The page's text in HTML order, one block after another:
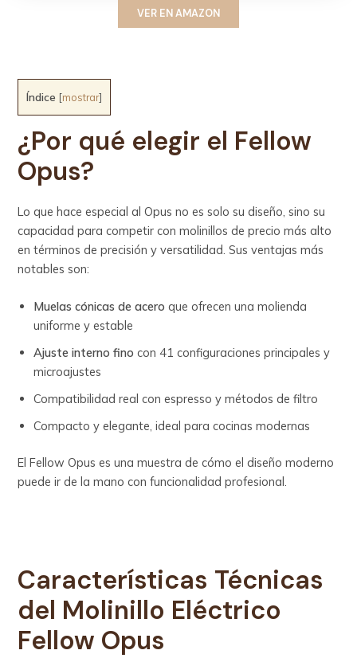
VER EN AMAZON
Índice [mostrar]
¿Por qué elegir el Fellow
Opus?
Lo que hace especial al Opus no es solo su diseño, sino su
capacidad para competir con molinillos de precio más alto
en términos de precisión y versatilidad. Sus ventajas más
notables son:
Muelas cónicas de acero que ofrecen una molienda
uniforme y estable
Ajuste interno fino con 41 configuraciones principales y
microajustes
Compatibilidad real con espresso y métodos de filtro
Compacto y elegante, ideal para cocinas modernas
El Fellow Opus es una muestra de cómo el diseño moderno
puede ir de la mano con funcionalidad profesional.
Características Técnicas
del Molinillo Eléctrico
Fellow Opus